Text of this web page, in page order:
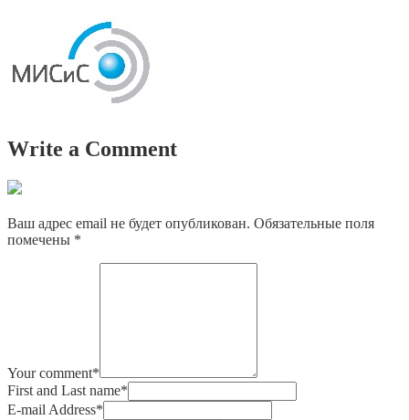
Write a Comment
Ваш адрес email не будет опубликован. Обязательные поля
помечены *
Your comment*
First and Last name*
E-mail Address*